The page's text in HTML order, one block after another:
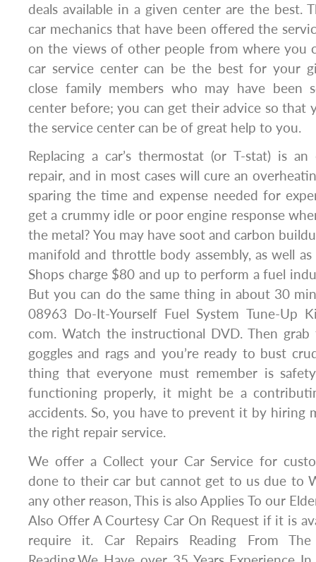
deals available in a given center are the best.
car mechanics that have been offered the
on the views of other people from where you
car service center can be the best for your
close family members who may have been
center before; you can get their advice so that
the service center can be of great help to you.
Replacing a car’s thermostat (or T-stat) is an
repair, and in most cases will cure an
sparing the time and expense needed for
get a crummy idle or poor engine response
the metal? You may have soot and carbon
manifold and throttle body assembly, as well
Shops charge $80 and up to perform a fuel
But you can do the same thing in about 30
08963 Do-It-Yourself Fuel System Tune-Up
com. Watch the instructional DVD. Then
goggles and rags and you’re ready to bust
thing that everyone must remember is
functioning properly, it might be a
accidents. So, you have to prevent it by hiring
the right repair service.
We offer a Collect your Car Service for
done to their car but cannot get to us due to
any other reason, This is also Applies To our
Also Offer A Courtesy Car On Request if it is
require it. Car Repairs Reading From